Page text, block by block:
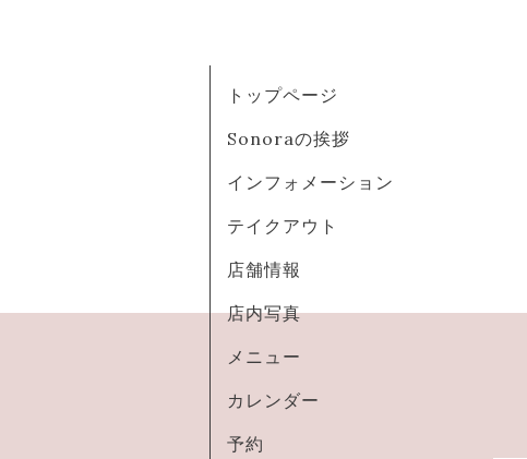
トップページ
Sonoraの挨拶
インフォメーション
テイクアウト
店舗情報
店内写真
メニュー
カレンダー
予約